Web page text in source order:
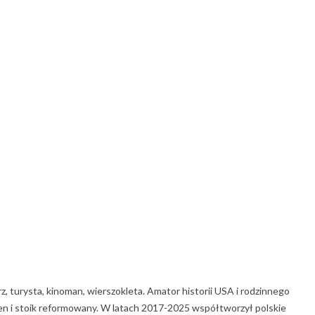
turysta, kinoman, wierszokleta. Amator historii USA i rodzinnego
i stoik reformowany. W latach 2017-2025 współtworzył polskie